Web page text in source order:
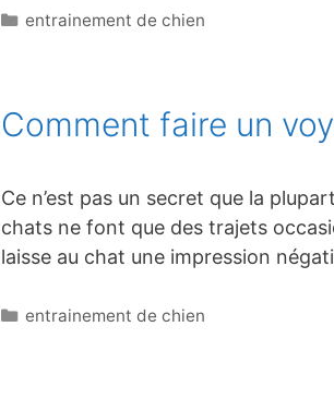
Catégories
entrainement de chien
Comment faire un
Ce n’est pas un secret que la
chats ne font que des trajets
laisse au chat une impression
Catégories
entrainement de chien